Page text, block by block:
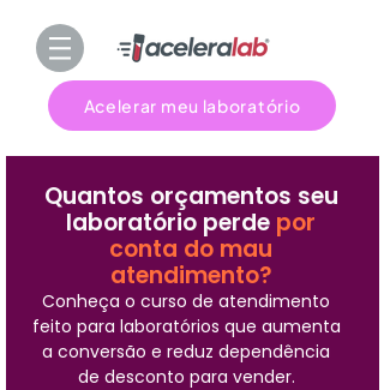
Acelerar meu laboratório
Quantos orçamentos seu
laboratório perde por
conta do mau
atendimento?
Conheça o curso de atendimento
feito para laboratórios que aumenta
a conversão e reduz dependência
de desconto para vender.